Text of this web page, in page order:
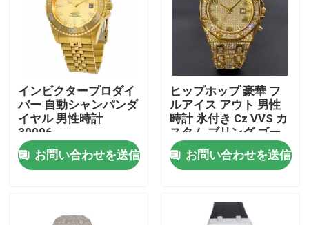
家へ
インビクタープロダイ
バー 自動シャンパンダ
イヤル 男性時計
30096
お問い合わせを送信
ヒップホップ 豪華 フ
ルアイス アウト 男性
時計 氷付き Cz VVS カ
スタム ブリング ゴー
ルド ダイヤモンド
お問い合わせを送信